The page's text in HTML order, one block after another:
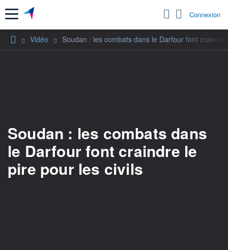
Menu Connexion
Vidéo Soudan : les combats dans le Darfour font
Soudan : les combats dans
le Darfour font craindre le
pire pour les civils